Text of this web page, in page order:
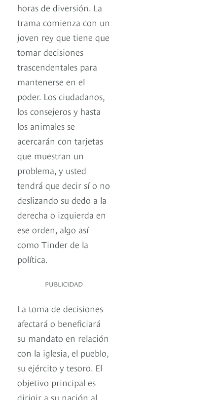
horas de diversión. La
trama comienza con un
joven rey que tiene que
tomar decisiones
trascendentales para
mantenerse en el
poder. Los ciudadanos,
los consejeros y hasta
los animales se
acercarán con tarjetas
que muestran un
problema, y usted
tendrá que decir sí o no
deslizando su dedo a la
derecha o izquierda en
ese orden, algo así
como Tinder de la
política.
PUBLICIDAD
La toma de decisiones
afectará o beneficiará
su mandato en relación
con la iglesia, el pueblo,
su ejército y tesoro. El
objetivo principal es
dirigir a su nación al